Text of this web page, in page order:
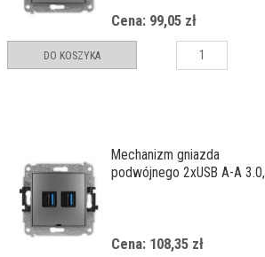
Cena: 99,05 zł
DO KOSZYKA
Mechanizm gniazda
podwójnego 2xUSB A-A 3.0,
Cena: 108,35 zł